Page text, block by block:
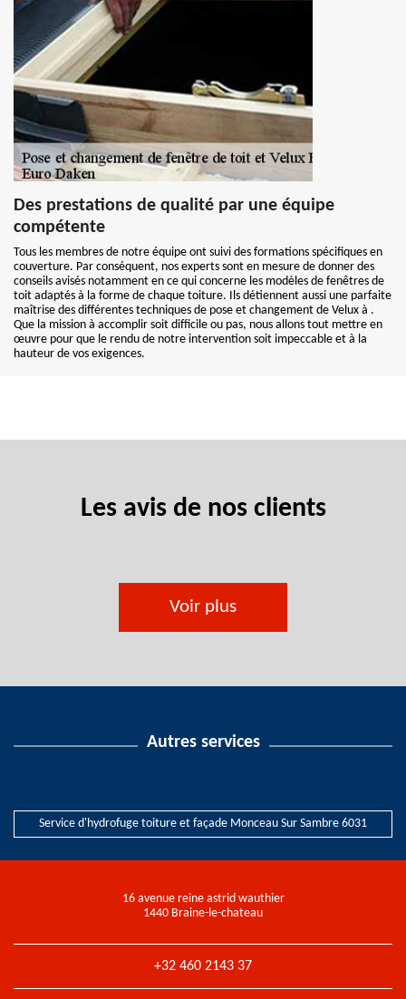
Des prestations de qualité par une équipe
compétente
Tous les membres de notre équipe ont suivi des formations spécifiques en
couverture. Par conséquent, nos experts sont en mesure de donner des
conseils avisés notamment en ce qui concerne les modèles de fenêtres de
toit adaptés à la forme de chaque toiture. Ils détiennent aussi une parfaite
maîtrise des différentes techniques de pose et changement de Velux à .
Que la mission à accomplir soit difficile ou pas, nous allons tout mettre en
œuvre pour que le rendu de notre intervention soit impeccable et à la
hauteur de vos exigences.
Les avis de nos clients
Voir plus
Autres services
Service d'hydrofuge toiture et façade Monceau Sur Sambre 6031
16 avenue reine astrid wauthier
1440 Braine-le-chateau
+32 460 2143 37